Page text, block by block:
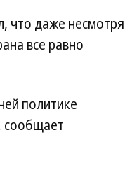
что даже несмотря
все равно
политике
сообщает